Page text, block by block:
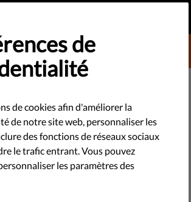
TO LIBERTIES
porte-monnaie, un
de stopper le parti
Droit et Justice
le gouvernement est resté imperméable à
de
de cookies afin d'améliorer la
de notre site web, personnaliser les
des fonctions de réseaux sociaux
le trafic entrant. Vous pouvez
les paramètres des